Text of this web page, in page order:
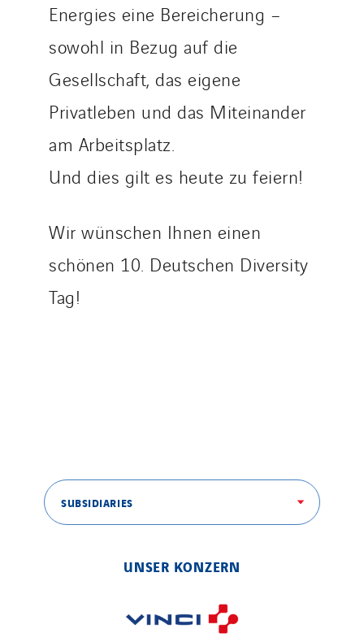
Energies eine Bereicherung –
sowohl in Bezug auf die
Gesellschaft, das eigene
Privatleben und das Miteinander
am Arbeitsplatz.
Und dies gilt es heute zu feiern!
Wir wünschen Ihnen einen
schönen 10. Deutschen Diversity
Tag!
SUBSIDIARIES
UNSER KONZERN
Valentin
Valette
VINCI Stiftung
Austria
Belgium
Czech Republic
Danemark
Germany
Portugal
Romania